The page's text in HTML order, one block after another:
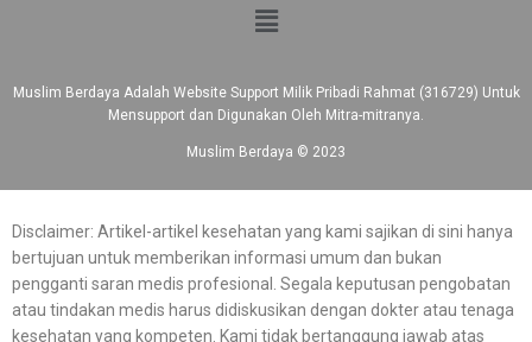
Muslim Berdaya Adalah Website Support Milik Pribadi Rahmat (316729) Untuk
Mensupport dan Digunakan Oleh Mitra-mitranya.
Muslim Berdaya © 2023
Disclaimer: Artikel-artikel kesehatan yang kami sajikan di sini hanya
bertujuan untuk memberikan informasi umum dan bukan
pengganti saran medis profesional. Segala keputusan pengobatan
atau tindakan medis harus didiskusikan dengan dokter atau tenaga
kesehatan yang kompeten. Kami tidak bertanggung jawab atas